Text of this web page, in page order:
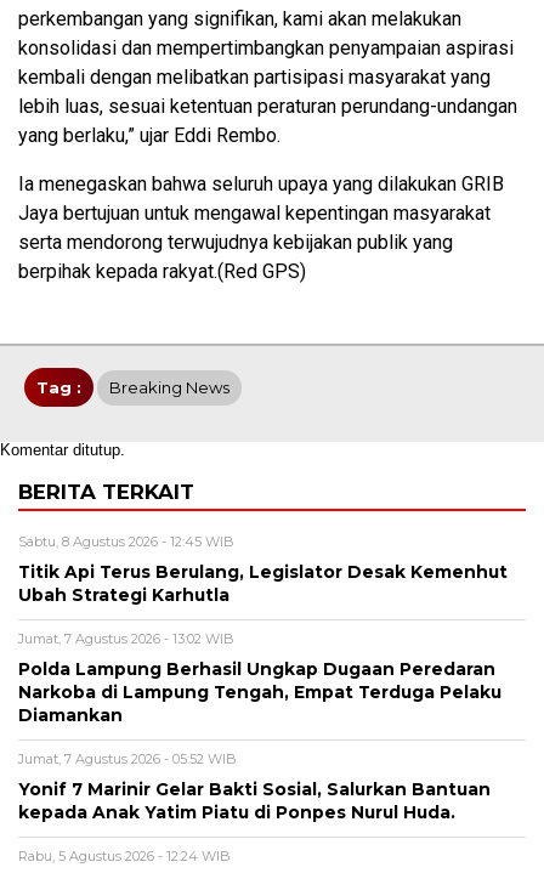
perkembangan yang signifikan, kami akan melakukan
konsolidasi dan mempertimbangkan penyampaian aspirasi
kembali dengan melibatkan partisipasi masyarakat yang
lebih luas, sesuai ketentuan peraturan perundang-undangan
yang berlaku,” ujar Eddi Rembo.
Ia menegaskan bahwa seluruh upaya yang dilakukan GRIB
Jaya bertujuan untuk mengawal kepentingan masyarakat
serta mendorong terwujudnya kebijakan publik yang
berpihak kepada rakyat.(Red GPS)
Tag : Breaking News
Komentar ditutup.
BERITA TERKAIT
Sabtu, 8 Agustus 2026 - 12:45 WIB
Titik Api Terus Berulang, Legislator Desak Kemenhut
Ubah Strategi Karhutla
Jumat, 7 Agustus 2026 - 13:02 WIB
Polda Lampung Berhasil Ungkap Dugaan Peredaran
Narkoba di Lampung Tengah, Empat Terduga Pelaku
Diamankan
Jumat, 7 Agustus 2026 - 05:52 WIB
Yonif 7 Marinir Gelar Bakti Sosial, Salurkan Bantuan
kepada Anak Yatim Piatu di Ponpes Nurul Huda.
Rabu, 5 Agustus 2026 - 12:24 WIB